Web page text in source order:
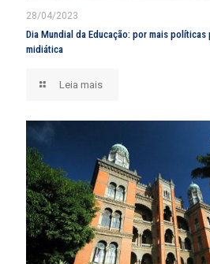
28/04/2023
Dia Mundial da Educação: por mais
midiática
Leia mais